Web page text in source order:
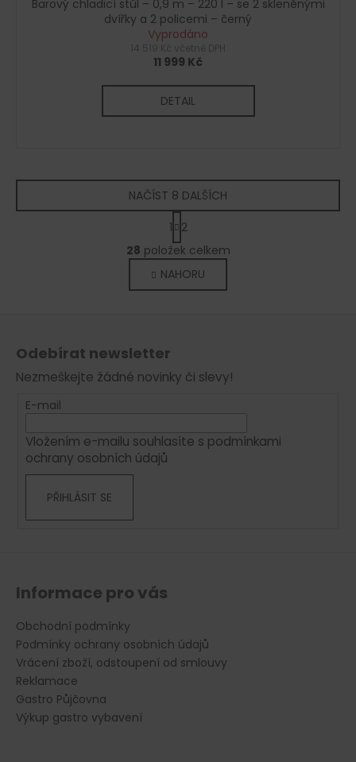
Barový chladicí stůl – 0,9 m – 220 l – se 2 skleněnými
dvířky a 2 policemi – černý
Vyprodáno
11 999 Kč
DETAIL
O
v
l
á
p
k
y
NAČÍST 8 DALŠÍCH
S
t
r
á
n
k
1
2
28 položek celkem
NAHORU
Odebírat newsletter
Nezmeškejte žádné novinky či slevy!
E-mail
Vložením e-mailu souhlasíte s podmínkami
ochrany osobních údajů
PŘIHLÁSIT SE
Informace pro vás
Obchodní podmínky
Podmínky ochrany osobních údajů
Vrácení zboží, odstoupení od smlouvy
Reklamace
Gastro Půjčovna
Výkup gastro vybavení